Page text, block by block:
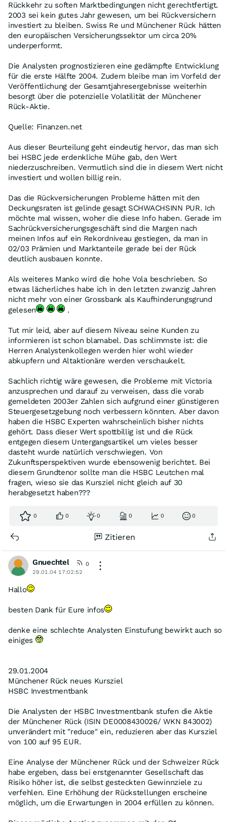
Rückkehr zu soften Marktbedingungen nicht gerechtfertigt.
2003 sei kein gutes Jahr gewesen, um bei Rückversichern
investiert zu bleiben. Swiss Re und Münchener Rück hätten
den europäischen Versicherungssektor um circa 20%
underperformt.
Die Analysten prognostizieren eine gedämpfte Entwicklung
für die erste Hälfte 2004. Zudem bleibe man im Vorfeld der
Veröffentlichung der Gesamtjahresergebnisse weiterhin
besorgt über die potenzielle Volatilität der Münchener
Rück-Aktie.
Quelle: Finanzen.net
Aus dieser Beurteilung geht eindeutig hervor, das man sich
bei HSBC jede erdenkliche Mühe gab, den Wert
niederzuschreiben. Vermutlich sind die in diesem Wert nicht
investiert und wollen billig rein.
Das die Rückversicherungen Probleme hätten mit den
Deckungsraten ist gelinde gesagt SCHWACHSINN PUR. Ich
möchte mal wissen, woher die diese Info haben. Gerade im
Sachrückversicherungsgeschäft sind die Margen nach
meinen Infos auf ein Rekordniveau gestiegen, da man in
02/03 Prämien und Marktanteile gerade bei der Rück
deutlich ausbauen konnte.
Als weiteres Manko wird die hohe Vola beschrieben. So
etwas lächerliches habe ich in den letzten zwanzig Jahren
nicht mehr von einer Grossbank als Kaufhinderungsgrund
gelesen
.
Tut mir leid, aber auf diesem Niveau seine Kunden zu
informieren ist schon blamabel. Das schlimmste ist: die
Herren Analystenkollegen werden hier wohl wieder
abkupfern und Altaktionäre werden verschaukelt.
Sachlich richtig wäre gewesen, die Probleme mit Victoria
anzusprechen und darauf zu verweisen, dass die vorab
gemeldeten 2003er Zahlen sich aufgrund einer günstigeren
Steuergesetzgebung noch verbessern könnten. Aber davon
haben die HSBC Experten wahrscheinlich bisher nichts
gehört. Dass dieser Wert spottbillig ist und die Rück
entgegen diesem Untergangsartikel um vieles besser
dasteht wurde natürlich verschwiegen. Von
Zukunftsperspektiven wurde ebensowenig berichtet. Bei
diesem Grundtenor sollte man die HSBC Leutchen mal
fragen, wieso sie das Kursziel nicht gleich auf 30
herabgesetzt haben???
0 0 0 0 0 0
Zitieren
Gnuechtel
0
29.01.04 17:02:52
Hallo
besten Dank für Eure infos
denke eine schlechte Analysten Einstufung bewirkt auch so
einiges
29.01.2004
Münchener Rück neues Kursziel
HSBC Investmentbank
Die Analysten der HSBC Investmentbank stufen die Aktie
der Münchener Rück (ISIN DE0008430026/ WKN 843002)
unverändert mit "reduce" ein, reduzieren aber das Kursziel
von 100 auf 95 EUR.
Eine Analyse der Münchener Rück und der Schweizer Rück
habe ergeben, dass bei erstgenannter Gesellschaft das
Risiko höher ist, die selbst gesteckten Gewinnziele zu
verfehlen. Eine Erhöhung der Rückstellungen erscheine
möglich, um die Erwartungen in 2004 erfüllen zu können.